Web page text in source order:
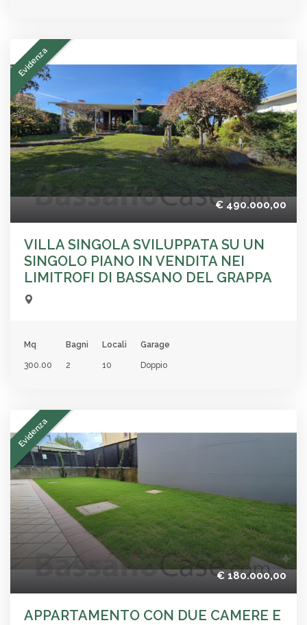
Evidenza
€ 490.000,00
VILLA SINGOLA SVILUPPATA SU UN
SINGOLO PIANO IN VENDITA NEI
LIMITROFI DI BASSANO DEL GRAPPA
Mq
300.00
Bagni
2
Locali
10
Garage
Doppio
Evidenza
€ 180.000,00
APPARTAMENTO CON DUE CAMERE E